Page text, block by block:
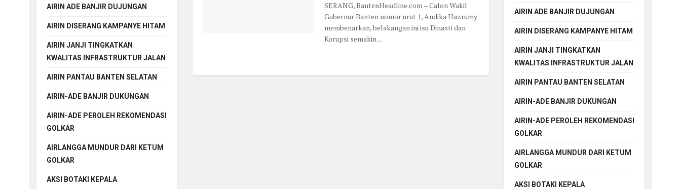
SERANG, BantenHeadline.com – Calon Wakil
Gubernur Banten nomor urut 1, Andika Hazrumy
membenarkan, belakangan ini isu Dinasti dan
Korupsi semakin ...
AIRIN ADE BANJIR DUJUNGAN
AIRIN DISERANG KAMPANYE HITAM
AIRIN JANJI TINGKATKAN
KWALITAS INFRASTRUKTUR JALAN
AIRIN PANTAU BANTEN SELATAN
AIRIN-ADE BANJIR DUKUNGAN
AIRIN-ADE PEROLEH REKOMENDASI
GOLKAR
AIRLANGGA MUNDUR DARI KETUM
GOLKAR
AKSI BOTAKI KEPALA
AIRIN ADE BANJIR DUJUNGAN
AIRIN DISERANG KAMPANYE HITAM
AIRIN JANJI TINGKATKAN
KWALITAS INFRASTRUKTUR JALAN
AIRIN PANTAU BANTEN SELATAN
AIRIN-ADE BANJIR DUKUNGAN
AIRIN-ADE PEROLEH REKOMENDASI
GOLKAR
AIRLANGGA MUNDUR DARI KETUM
GOLKAR
AKSI BOTAKI KEPALA